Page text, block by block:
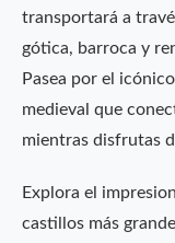
transportará a
gótica, barroca y
Pasea por el
medieval que
mientras disfrutas
Explora el
castillos más